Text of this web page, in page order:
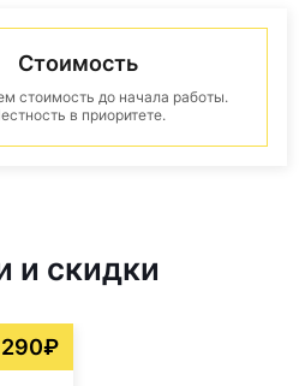
Стоимость
стоимость до начала работы.
в приоритете.
и скидки